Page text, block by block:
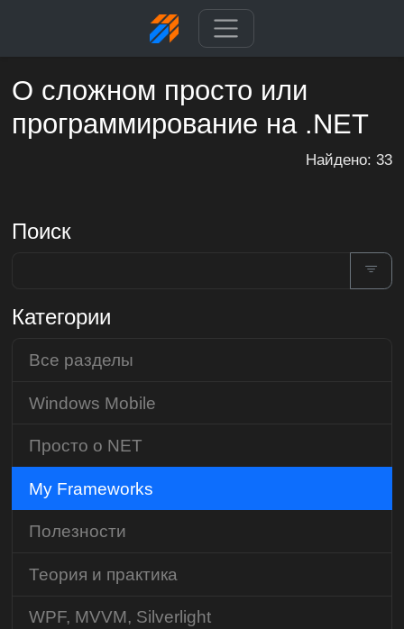
О сложном просто или
программирование на .NET
Найдено: 33
Поиск
Категории
Все разделы
Windows Mobile
Просто о NET
My Frameworks
Полезности
Теория и практика
WPF, MVVM, Silverlight